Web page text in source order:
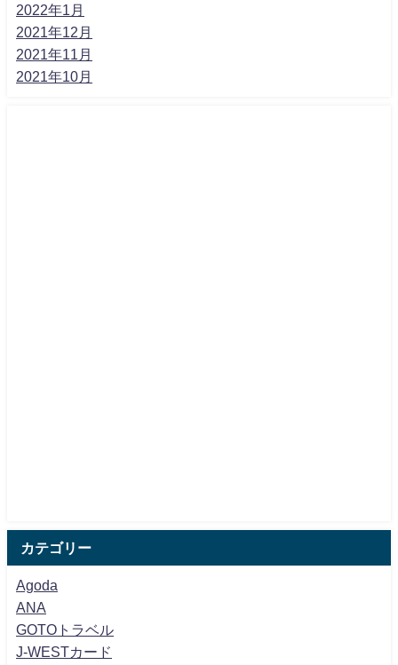
2022年1月
2021年12月
2021年11月
2021年10月
カテゴリー
Agoda
ANA
GOTOトラベル
J-WESTカード